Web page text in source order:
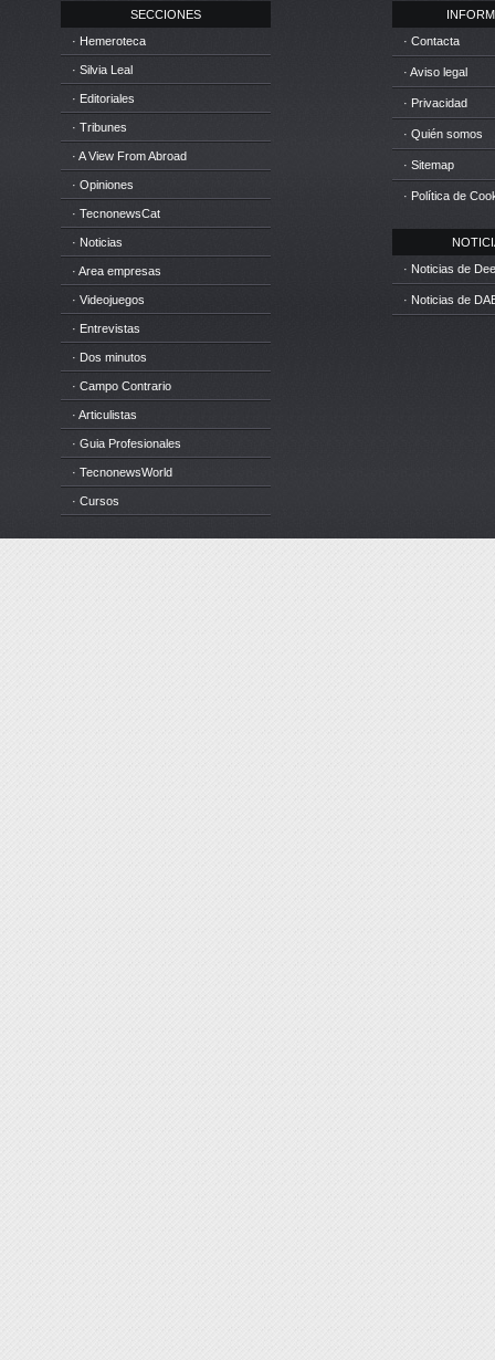
SECCIONES
· Hemeroteca
· Silvia Leal
· Editoriales
· Tribunes
· A View From Abroad
· Opiniones
· TecnonewsCat
· Noticias
· Area empresas
· Videojuegos
· Entrevistas
· Dos minutos
· Campo Contrario
· Articulistas
· Guia Profesionales
· TecnonewsWorld
· Cursos
· Contacta
· Aviso legal
· Privacidad
· Quién somos
· Sitemap
· Política de
· Noticias de
· Noticias de